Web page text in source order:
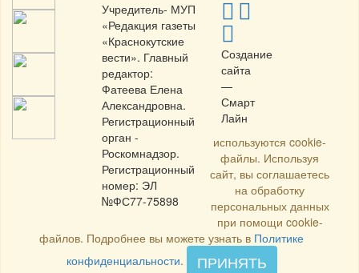
Учредитель- МУП
«Редакция газеты
«Краснокутские
вести». Главный
редактор:
Фатеева Елена
Александровна.
Регистрационный
орган -
Роскомнадзор.
Регистрационный
номер: ЭЛ
№ФС77-75898
Создание
сайта
—
Смарт
Лайн
используются cookie-
файлы. Используя
сайт, вы соглашаетесь
на обработку
персональных данных
при помощи cookie-
файлов. Подробнее вы можете узнать в Политике
конфиденциальности. ПРИНЯТЬ